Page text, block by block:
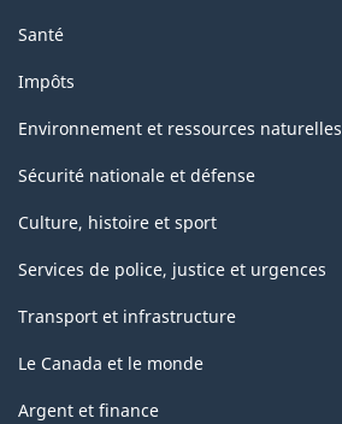
Santé
Impôts
Environnement et ressources naturelles
Sécurité nationale et défense
Culture, histoire et sport
Services de police, justice et urgences
Transport et infrastructure
Le Canada et le monde
Argent et finance